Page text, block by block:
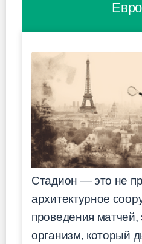
Стадион — это не
архитектурное
проведения матчей,
организм, который